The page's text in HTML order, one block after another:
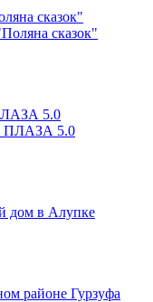
сказок"
5.0
районе Гурзуфа